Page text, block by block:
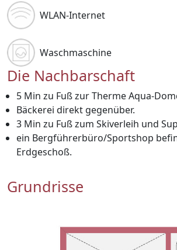
WLAN-Internet
Waschmaschine
Die Nachbarschaft
5 Min zu Fuß zur Therme Aqua-
Bäckerei direkt gegenüber.
3 Min zu Fuß zum Skiverleih und
ein Bergführerbüro/Sportshop
Erdgeschoß.
Grundrisse